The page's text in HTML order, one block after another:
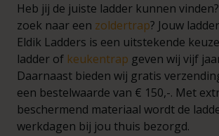
Heb jij de juiste ladder kunnen
zoek naar een zoldertrap? Jouw
Eldik Ladders is een uitstekende
ladder of keukentrap geven wij vijf
Daarnaast bieden wij gratis
een bestelwaarde van € 150,-. Met
beschermend materiaal wordt de
werkdagen bij jou thuis bezorgd.